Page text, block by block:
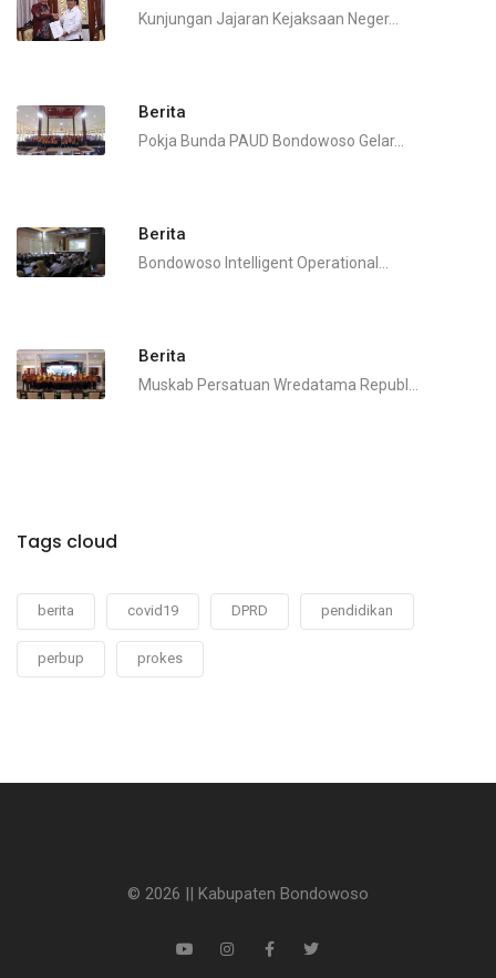
Kunjungan Jajaran Kejaksaan Neger...
Berita
Pokja Bunda PAUD Bondowoso Gelar...
Berita
Bondowoso Intelligent Operational...
Berita
Muskab Persatuan Wredatama Republ...
Tags cloud
berita covid19 DPRD pendidikan
perbup prokes
© 2026 || Kabupaten Bondowoso